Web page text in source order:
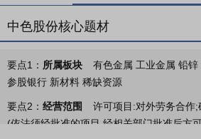
中色股份核心题材
要点1： 所属板块
有色金属 工业金属 铅
参股银行 新材料 稀缺资源
要点2： 经营范围
许可项目:对外劳务合作
(依法须经批准的项目,经相关部门批准后方